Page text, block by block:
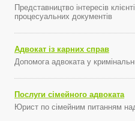
Представництво інтересів
процесуальних документів
Адвокат із карних справ
Допомога адвоката у
Послуги сімейного адвоката
Юрист по сімейним питанням